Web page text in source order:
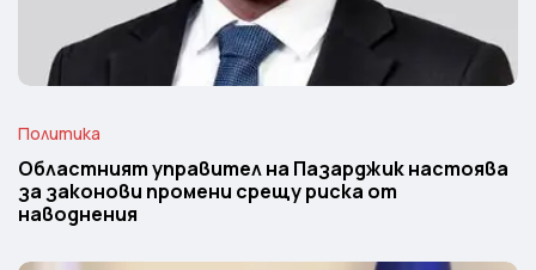
Политика
Областният управител на Пазарджик настоява
за законови промени срещу риска от
наводнения